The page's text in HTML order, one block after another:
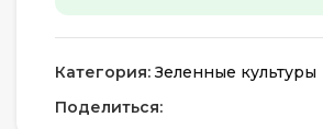
Категория: Зеленные культуры
Поделиться: